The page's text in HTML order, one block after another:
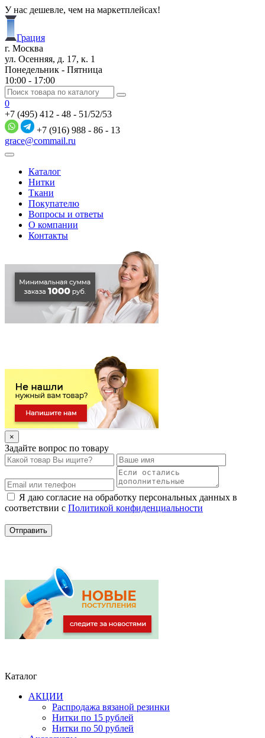
У нас дешевле, чем на маркетплейсах!
Грация
г. Москва
ул. Осенняя, д. 17, к. 1
Понедельник - Пятница
10:00 - 17:00
0
+7 (495) 412 - 48 - 51/52/53
+7 (916) 988 - 86 - 13
grace@commail.ru
Каталог
Нитки
Ткани
Покупателю
Вопросы и ответы
О компании
Контакты
×
Задайте вопрос по товару
Я даю согласие на обработку персональных данных в
соответствии с Политикой конфиденциальности
Каталог
АКЦИИ
Распродажа вязаной резинки
Нитки по 15 рублей
Нитки по 50 рублей